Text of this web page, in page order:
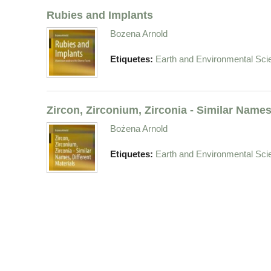
Rubies and Implants
Bozena Arnold
Etiquetes: Earth and Environmental
Zircon, Zirconium, Zirconia - Similar
Bożena Arnold
Etiquetes: Earth and Environmental